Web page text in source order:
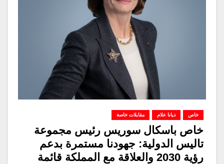
خاص ديانا علام مقابلات خاصة
خاص باسكال سوريس رئيس مجموعة
تاليس الدولية: جهودنا مستمرة بدعم
رؤية 2030 والعلاقة مع المملكة قائمة